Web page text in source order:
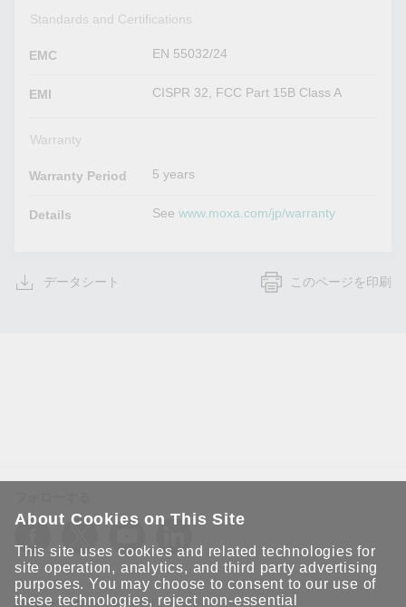
Standards and Certifications
EMC EN 55032/24
EMI CISPR 32, FCC Part 15B Class A
Warranty
Warranty Period 5 years
Details Seewww.moxa.com/jp/warranty
データシート このページを印刷
About Cookies on This Site
This site uses cookies and related technologies for
site operation, analytics, and third party advertising
purposes. You may choose to consent to our use of
these technologies, reject non-essential